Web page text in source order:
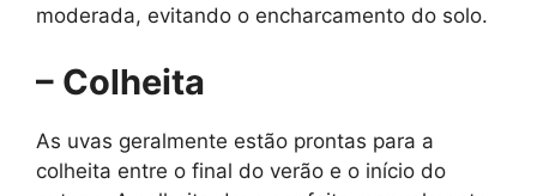
moderada, evitando o encharcamento do solo.
– Colheita
As uvas geralmente estão prontas para a
colheita entre o final do verão e o início do